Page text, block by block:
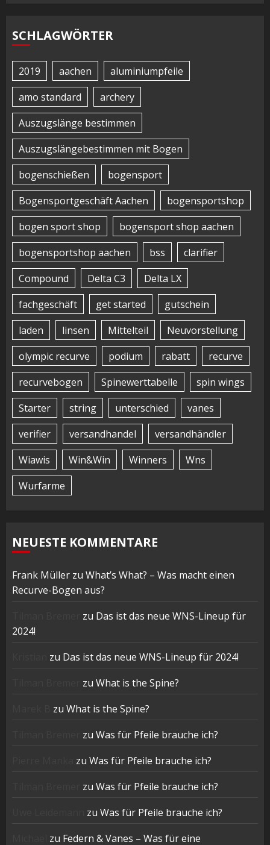
SCHLAGWÖRTER
2019 aachen
aluminiumpfeile
amo standard
archery
Auszugslänge bestimmen
Auszugslängebestimmen mit Bogen
bogenschießen
bogensport
Bogensportgeschäft Aachen
bogensportshop
bogen sport shop
bogensport shop aachen
bogensportshop aachen
bss
clarifier
Compound
Delta C3
Delta LX
fachgeschäft
get started
gutschein
laden
linsen Mittelteil
Neuvorstellung
olympic recurve
podium rabatt
recurve
recurvebogen
Spinewerttabelle
spin wings
Starter
string unterschied
vanes
verifier
versandhandel
versandhändler
Wiawis
Win&Win Winners
Wns
Wurfarme
NEUESTE KOMMENTARE
Frank Müller zu What’s What? – Was macht einen
Recurve-Bogen aus?
zu Das ist das neue WNS-Lineup für
2024!
zu Das ist das neue WNS-Lineup für 2024!
zu What is the Spine?
zu What is the Spine?
zu Was für Pfeile brauche ich?
zu Was für Pfeile brauche ich?
zu Was für Pfeile brauche ich?
zu Was für Pfeile brauche ich?
zu Federn & Vanes – Was für eine